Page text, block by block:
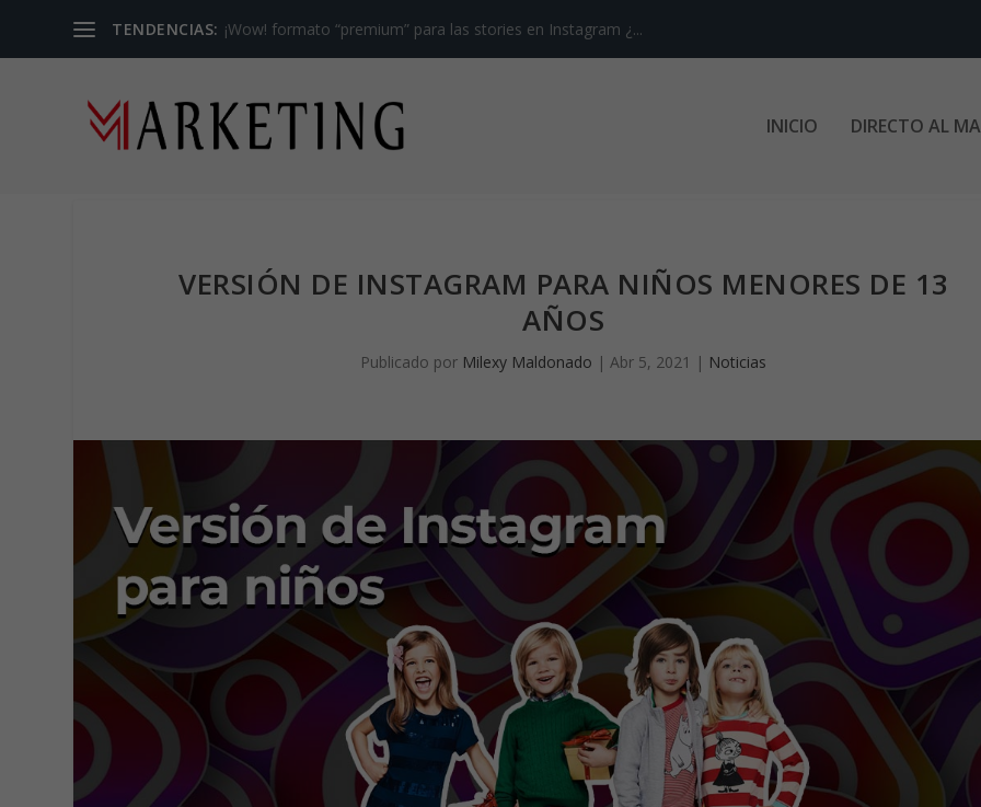
TENDENCIAS: ¡Wow! formato “premium” para las stories en Instagram ¿...
INICIO DIRECTO AL
VERSIÓN DE INSTAGRAM PARA NIÑOS MENORES DE 13
AÑOS
Publicado por Milexy Maldonado | Abr 5, 2021 | Noticias